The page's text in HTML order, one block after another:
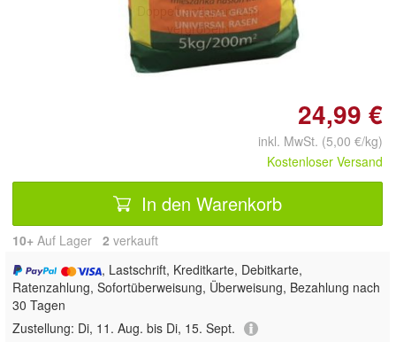
Doppelt antippen zum
vergrößern
24,99 €
inkl. MwSt. (5,00 €/kg)
Kostenloser Versand
In den Warenkorb
10+ Auf Lager 2 verkauft
, Lastschrift, Kreditkarte, Debitkarte,
Ratenzahlung, Sofortüberweisung, Überweisung, Bezahlung nach
30 Tagen
Zustellung: Di, 11. Aug. bis Di, 15. Sept.